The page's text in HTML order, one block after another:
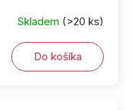
Skladem (>20 ks)
Do košíka